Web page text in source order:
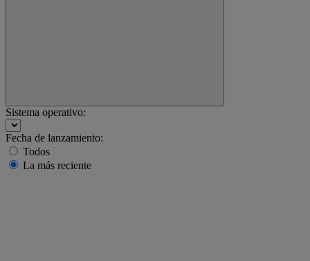
Sistema operativo:
Fecha de lanzamiento:
Todos
La más reciente